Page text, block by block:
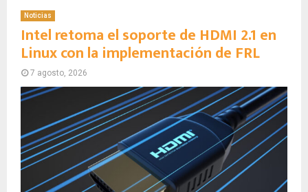
Noticias
Intel retoma el soporte de HDMI 2.1 en
Linux con la implementación de FRL
7 agosto, 2026